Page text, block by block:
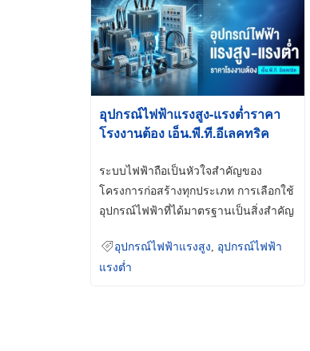
อุปกรณ์ไฟฟ้าแรงสูง-แรงต่ำราคา
โรงงานต้อง เอ็น.พี.ที.อีเลคทริค
ระบบไฟฟ้าถือเป็นหัวใจสำคัญของ
โครงการก่อสร้างทุกประเภท การเลือกใช้
อุปกรณ์ไฟฟ้าที่ได้มาตรฐานเป็นสิ่งสำคัญ
อุปกรณ์ไฟฟ้าแรงสูง
อุปกรณ์ไฟฟ้า
แรงต่ำ